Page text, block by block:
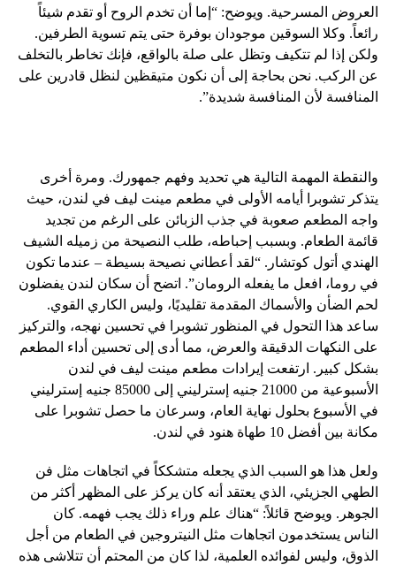
العروض المسرحية. ويوضح: “إما أن تخدم الروح أو تقدم شيئاً
رائعاً. وكلا السوقين موجودان بوفرة حتى يتم تسوية الطرفين.
ولكن إذا لم تتكيف وتظل على صلة بالواقع، فإنك تخاطر بالتخلف
عن الركب. نحن بحاجة إلى أن نكون متيقظين لنظل قادرين على
المنافسة لأن المنافسة شديدة”.
والنقطة المهمة التالية هي تحديد وفهم جمهورك. ومرة ​​أخرى
يتذكر تشوبرا أيامه الأولى في مطعم مينت ليف في لندن، حيث
واجه المطعم صعوبة في جذب الزبائن على الرغم من تجديد
قائمة الطعام. وبسبب إحباطه، طلب النصيحة من زميله الشيف
الهندي أتول كوتشار. “لقد أعطاني نصيحة بسيطة – عندما تكون
في روما، افعل ما يفعله الرومان”. اتضح أن سكان لندن يفضلون
لحم الضأن والأسماك المقدمة تقليديًا، وليس الكاري القوي.
ساعد هذا التحول في المنظور تشوبرا في تحسين نهجه، والتركيز
على النكهات الدقيقة والعرض، مما أدى إلى تحسين أداء المطعم
بشكل كبير. ارتفعت إيرادات مطعم مينت ليف في لندن
الأسبوعية من 21000 جنيه إسترليني إلى 85000 جنيه إسترليني
في الأسبوع بحلول نهاية العام، وسرعان ما حصل تشوبرا على
مكانة بين أفضل 10 طهاة هنود في لندن.
ولعل هذا هو السبب الذي يجعله متشككاً في اتجاهات مثل فن
الطهي الجزيئي، الذي يعتقد أنه كان يركز على المظهر أكثر من
الجوهر. ويوضح قائلاً: “هناك علم وراء ذلك يجب فهمه. كان
الناس يستخدمون اتجاهات مثل النيتروجين في الطعام من أجل
الذوق، وليس لفوائده العلمية، لذا كان من المحتم أن تتلاشى هذه